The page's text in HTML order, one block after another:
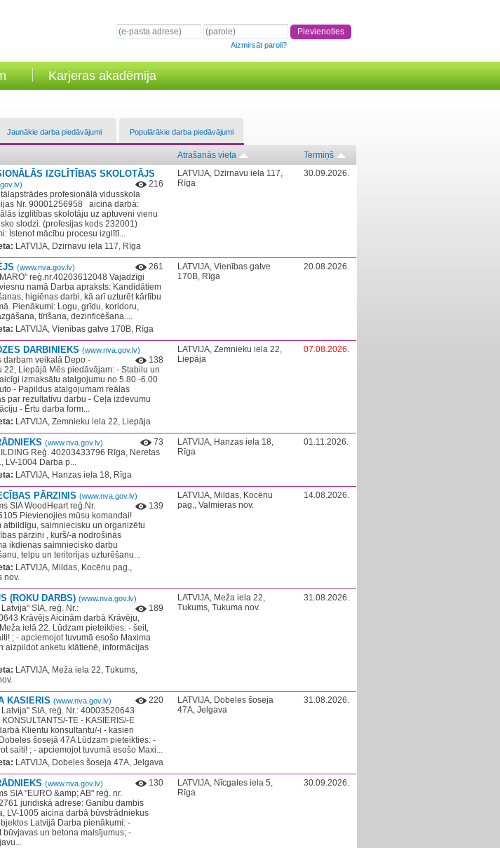
Aizmirsāt paroli?
Karjeras akadēmija
Jaunākie darba piedāvājumi Populārākie darba piedāvājumi
Atrašanās vieta Termiņš
IZGLĪTĪBAS SKOLOTĀJS
216
profesionālā vidusskola
Nr. 90001256958 ​ ​ aicina darbā:
izglītības skolotāju uz aptuveni vienu
slodzi. (profesijas kods 232001)
Īstenot mācību procesu izglītī...
LATVIJA, Dzirnavu iela 117, Rīga
LATVIJA, Dzirnavu iela 117,
Rīga
30.09.2026.
(www.nva.gov.lv)
261
reģ.nr.40203612048 Vajadzīgi
namā Darba apraksts: Kandidātiem
higiēnas darbi, kā arī uzturēt kārtību
Pienākumi: Logu, grīdu, koridoru,
tīrīšana, dezinficēšana....
LATVIJA, Vienības gatve 170B, Rīga
LATVIJA, Vienības gatve
170B, Rīga
20.08.2026.
DARBINIEKS (www.nva.gov.lv)
138
darbam veikalā Depo -
22, Liepājā Mēs piedāvājam: - Stabilu un
izmaksātu atalgojumu no 5.80 -6.00
- Papildus atalgojumam reālas
par rezultatīvu darbu - Ceļa izdevumu
- Ērtu darba form...
LATVIJA, Zemnieku iela 22, Liepāja
LATVIJA, Zemnieku iela 22,
Liepāja
07.08.2026.
(www.nva.gov.lv)
73
Reģ. 40203433796 Rīga, Neretas
LV-1004 Darba p...
LATVIJA, Hanzas iela 18, Rīga
LATVIJA, Hanzas iela 18,
Rīga
01.11.2026.
PĀRZINIS (www.nva.gov.lv)
139
SIA WoodHeart reģ.Nr.
Pievienojies mūsu komandai!
atbildīgu, saimniecisku un organizētu
pārzini , kurš/-a nodrošinās
ikdienas saimniecisko darbu
telpu un teritorijas uzturēšanu...
LATVIJA, Mildas, Kocēnu pag.,
nov.
LATVIJA, Mildas, Kocēnu
pag., Valmieras nov.
14.08.2026.
(ROKU DARBS) (www.nva.gov.lv)
189
SIA, reģ. Nr.:
Krāvējs Aicinām darbā Krāvēju,
ielā 22. Lūdzam pieteikties: - šeit,
; - apciemojot tuvumā esošo Maxima
aizpildot anketu klātienē, informācijas
LATVIJA, Meža iela 22, Tukums,
LATVIJA, Meža iela 22,
Tukums, Tukuma nov.
31.08.2026.
KASIERIS (www.nva.gov.lv)
220
Latvija" SIA, reģ. Nr.: 40003520643
KONSULTANTS/-TE - KASIERIS/-E
Klientu konsultantu/-i - kasieri
šosejā 47A Lūdzam pieteikties: -
saiti! ; - apciemojot tuvumā esošo Maxi...
LATVIJA, Dobeles šoseja 47A, Jelgava
LATVIJA, Dobeles šoseja
47A, Jelgava
31.08.2026.
(www.nva.gov.lv)
130
SIA "EURO &amp; AB"​ reģ. nr.
juridiskā adrese: Ganību dambis
LV-1005 aicina darbā būvstrādniekus
Latvijā Darba pienākumi: -
būvjavas un betona maisījumus; -
LATVIJA, Nīcgales iela 5,
Rīga
30.09.2026.